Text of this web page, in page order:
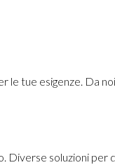
le tue esigenze. Da
Diverse soluzioni